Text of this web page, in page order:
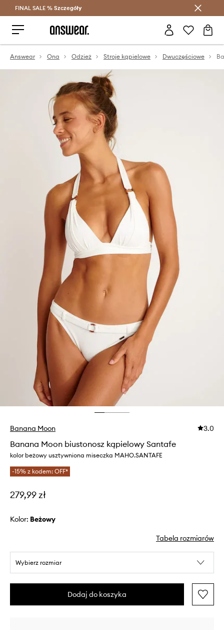
Oszczędzaj z Answear Club >
FINAL SALE % Szczegóły
Answear Ona Odzież Stroje kąpielowe Dwuczęściowe
Banana Moon 3.0
Banana Moon biustonosz kąpielowy Santafe
kolor beżowy usztywniona miseczka MAHO.SANTAFE
-15% z kodem: OFF*
279,99 zł
Kolor: beżowy
Tabela rozmiarów
Wybierz rozmiar
Dodaj do koszyka